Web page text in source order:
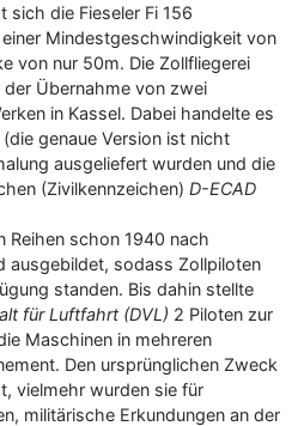
die Fieseler Fi 156
Mindestgeschwindigkeit von
von nur 50m. Die Zollfliegerei
der Übernahme von zwei
in Kassel. Dabei handelte es
genaue Version ist nicht
ausgeliefert wurden und die
(Zivilkennzeichen)D-ECAD
Reihen schon 1940 nach
ausgebildet, sodass Zollpiloten
standen. Bis dahin stellte
für Luftfahrt (DVL) 2 Piloten zur
Maschinen in mehreren
Den ursprünglichen Zweck
vielmehr wurden sie für
militärische Erkundungen an der